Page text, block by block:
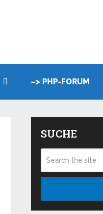
–> PHP-FORUM
SUCHE